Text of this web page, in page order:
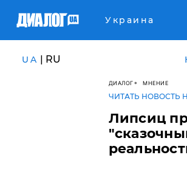
Украина
UA | RU
ДИАЛОГ МНЕНИЕ
ЧИТАТЬ НОВОСТЬ
Липсиц